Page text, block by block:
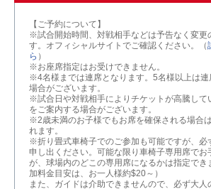
【ご予約について】
※試合開始時間、対戦相手などは予告なく変更
す。オフィシャルサイトでご確認ください。（
ら ）
※お座席指定はお受けできません。
※4名様までは連席となります。5名様以上は
場合がございます。
※試合日や対戦相手によりチケットが高騰して
をご案内する場合がございます。
※2歳未満のお子様でもお席を確保される場合
れます。
※折り畳式車椅子でのご参加も可能ですが、必
申し出ください。可能な限り車椅子専用席でお
が、球場内のどこの専用席になるかは指定でき
加料金目安は、お一人様約$20～）
また、ガイドは介助できませんので、必ず大